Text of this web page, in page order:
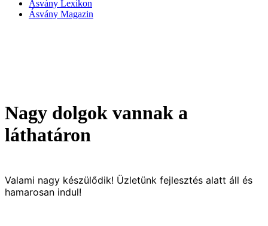
Ásvány Lexikon
Ásvány Magazin
Nagy dolgok vannak a
láthatáron
Valami nagy készülődik! Üzletünk fejlesztés alatt áll és
hamarosan indul!